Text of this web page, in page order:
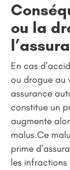
ou la
En cas
ou drogue au
assurance
constitue un
augmente
malus.Ce
prime
les